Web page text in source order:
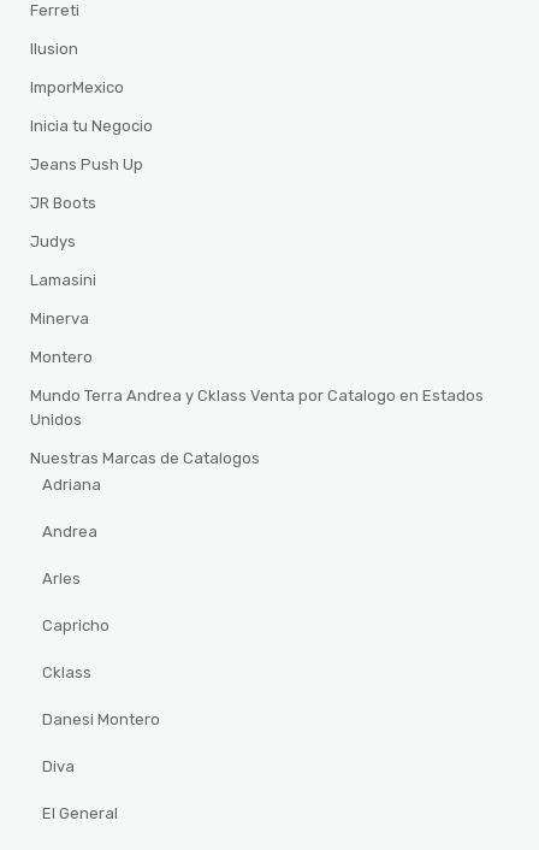
Ferreti
Ilusion
ImporMexico
Inicia tu Negocio
Jeans Push Up
JR Boots
Judys
Lamasini
Minerva
Montero
Mundo Terra Andrea y Cklass Venta por Catalogo en Estados
Unidos
Nuestras Marcas de Catalogos
Adriana
Andrea
Arles
Capricho
Cklass
Danesi Montero
Diva
El General